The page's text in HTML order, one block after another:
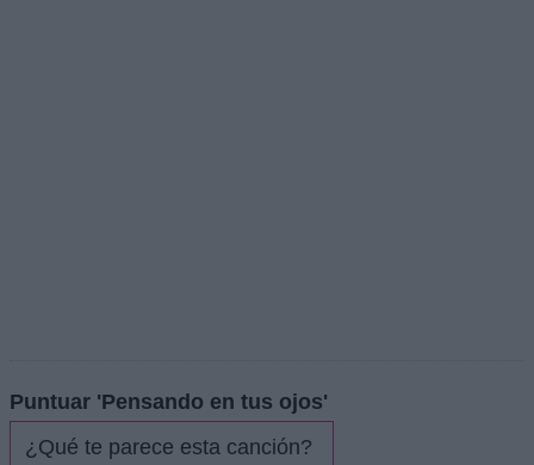
Puntuar 'Pensando en tus ojos'
¿Qué te parece esta canción?